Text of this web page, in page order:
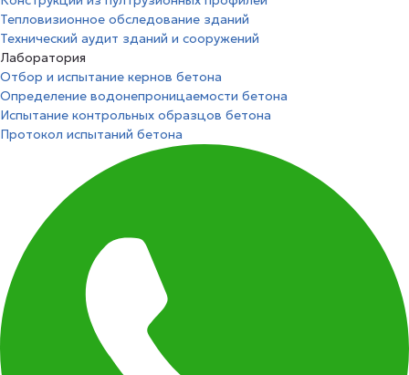
Тепловизионное обследование зданий
Технический аудит зданий и сооружений
Лаборатория
Отбор и испытание кернов бетона
Определение водонепроницаемости бетона
Испытание контрольных образцов бетона
Протокол испытаний бетона